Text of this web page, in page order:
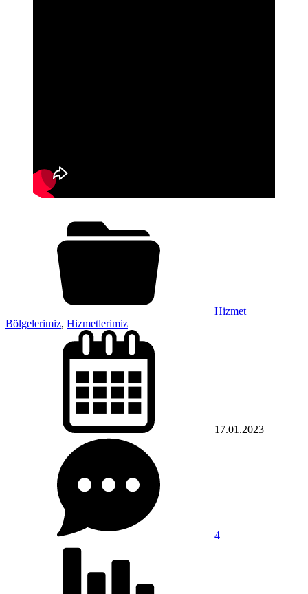
Hizmet
Bölgelerimiz, Hizmetlerimiz
17.01.2023
4